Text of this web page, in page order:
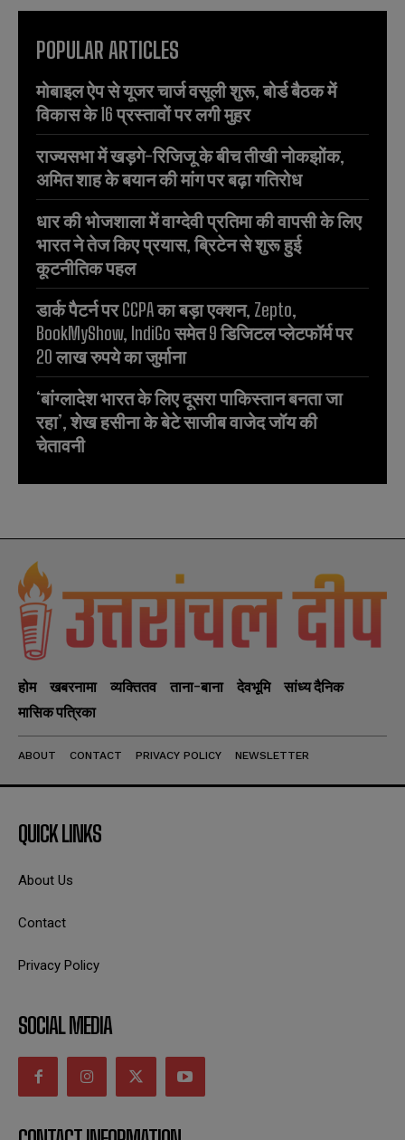
POPULAR ARTICLES
मोबाइल ऐप से यूजर चार्ज वसूली शुरू, बोर्ड बैठक में
विकास के 16 प्रस्तावों पर लगी मुहर
राज्यसभा में खड़गे-रिजिजू के बीच तीखी नोकझोंक,
अमित शाह के बयान की मांग पर बढ़ा गतिरोध
धार की भोजशाला में वाग्देवी प्रतिमा की वापसी के लिए
भारत ने तेज किए प्रयास, ब्रिटेन से शुरू हुई
कूटनीतिक पहल
डार्क पैटर्न पर CCPA का बड़ा एक्शन, Zepto,
BookMyShow, IndiGo समेत 9 डिजिटल प्लेटफॉर्म पर
20 लाख रुपये का जुर्माना
‘बांग्लादेश भारत के लिए दूसरा पाकिस्तान बनता जा
रहा’, शेख हसीना के बेटे साजीब वाजेद जॉय की
चेतावनी
होम खबरनामा व्यक्तितव ताना-बाना देवभूमि
सांध्य दैनिक
मासिक पत्रिका
ABOUT CONTACT PRIVACY POLICY NEWSLETTER
QUICK LINKS
About Us
Contact
Privacy Policy
SOCIAL MEDIA